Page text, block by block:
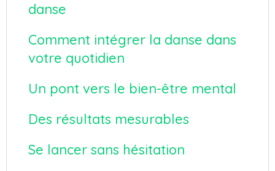
danse
Comment intégrer la danse dans
votre quotidien
Un pont vers le bien-être mental
Des résultats mesurables
Se lancer sans hésitation